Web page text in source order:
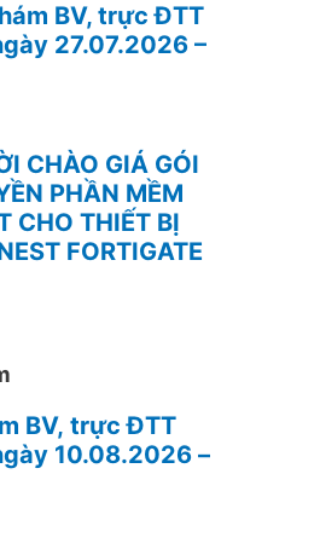
BV, trực ĐTT
27.07.2026 –
CHÀO GIÁ GÓI
PHẦN MỀM
CHO THIẾT BỊ
FORTIGATE
BV, trực ĐTT
10.08.2026 –